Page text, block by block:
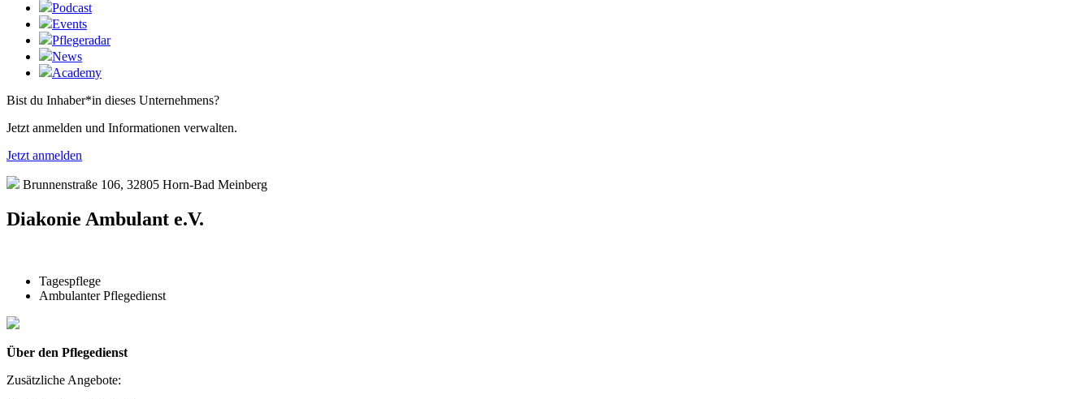
Podcast
Events
Pflegeradar
News
Academy
Bist du Inhaber*in dieses Unternehmens?
Jetzt anmelden und Informationen verwalten.
Jetzt anmelden
Brunnenstraße 106, 32805 Horn-Bad Meinberg
Diakonie Ambulant e.V.
Tagespflege
Ambulanter Pflegedienst
Über den Pflegedienst
Zusätzliche Angebote: